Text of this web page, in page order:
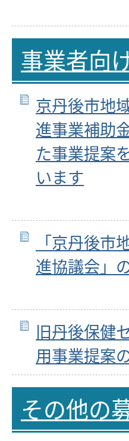
事業者向
京丹後市地
進事業補助
た事業提案
います
「京丹後市
進協議会」
旧丹後保健
用事業提案
その他の